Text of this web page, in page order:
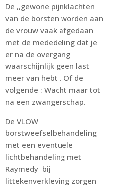
De ,,gewone pijnklachten
van de borsten worden aan
de vrouw vaak afgedaan
met de mededeling dat je
er na de overgang
waarschijnlijk geen last
meer van hebt . Of de
volgende : Wacht maar tot
na een zwangerschap.
De VLOW
borstweefselbehandeling
met een eventuele
lichtbehandeling met
Raymedy bij
littekenverkleving zorgen